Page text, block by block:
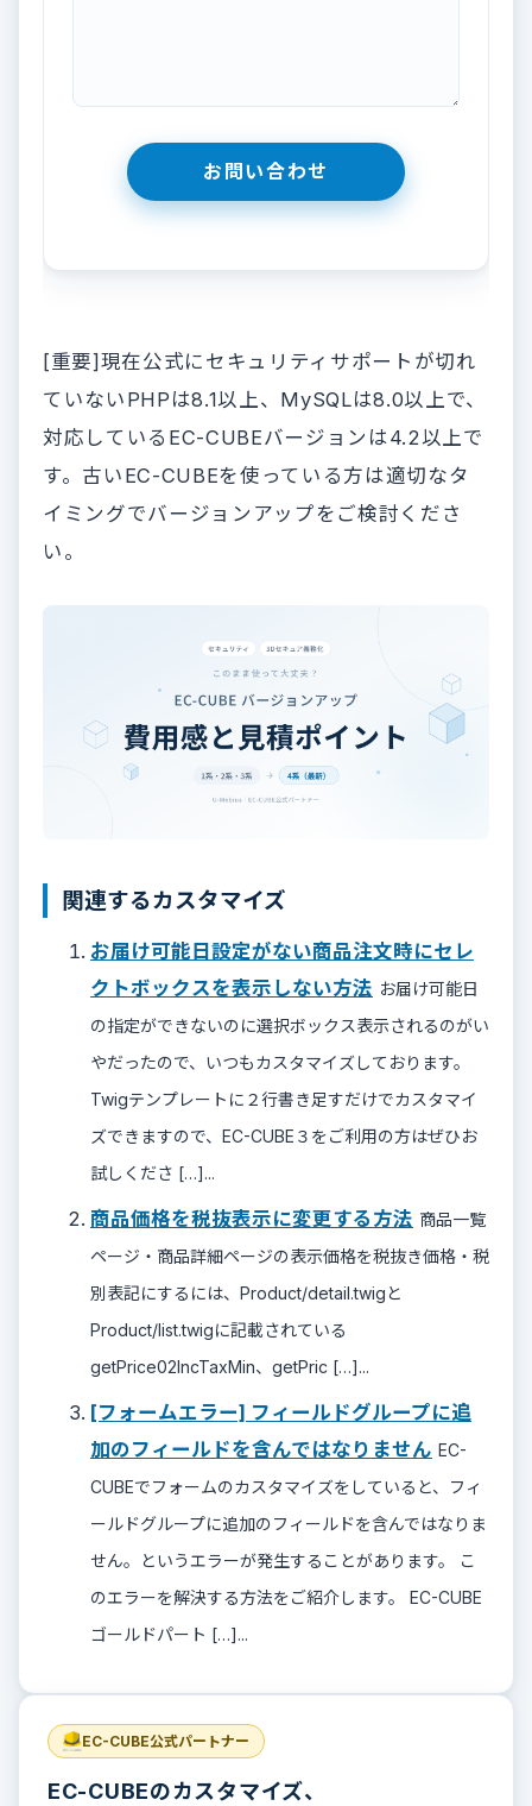
[重要]現在公式にセキュリティサポートが切れ
ていないPHPは8.1以上、MySQLは8.0以上で、
対応しているEC-CUBEバージョンは4.2以上で
す。古いEC-CUBEを使っている方は適切なタ
イミングでバージョンアップをご検討くださ
い。
関連するカスタマイズ
お届け可能日設定がない商品注文時にセレ
クトボックスを表示しない方法 お届け可能日
の指定ができないのに選択ボックス表示されるのがい
やだったので、いつもカスタマイズしております。
Twigテンプレートに２行書き足すだけでカスタマイ
ズできますので、EC-CUBE３をご利用の方はぜひお
試しくださ […]...
商品価格を税抜表示に変更する方法 商品一覧
ページ・商品詳細ページの表示価格を税抜き価格・税
別表記にするには、Product/detail.twigと
Product/list.twigに記載されている
getPrice02IncTaxMin、getPric […]...
[フォームエラー] フィールドグループに追
加のフィールドを含んではなりません EC-
CUBEでフォームのカスタマイズをしていると、フィ
ールドグループに追加のフィールドを含んではなりま
せん。というエラーが発生することがあります。 こ
のエラーを解決する方法をご紹介します。 EC-CUBE
ゴールドパート […]...
EC-CUBE公式パートナー
EC-CUBEのカスタマイズ、